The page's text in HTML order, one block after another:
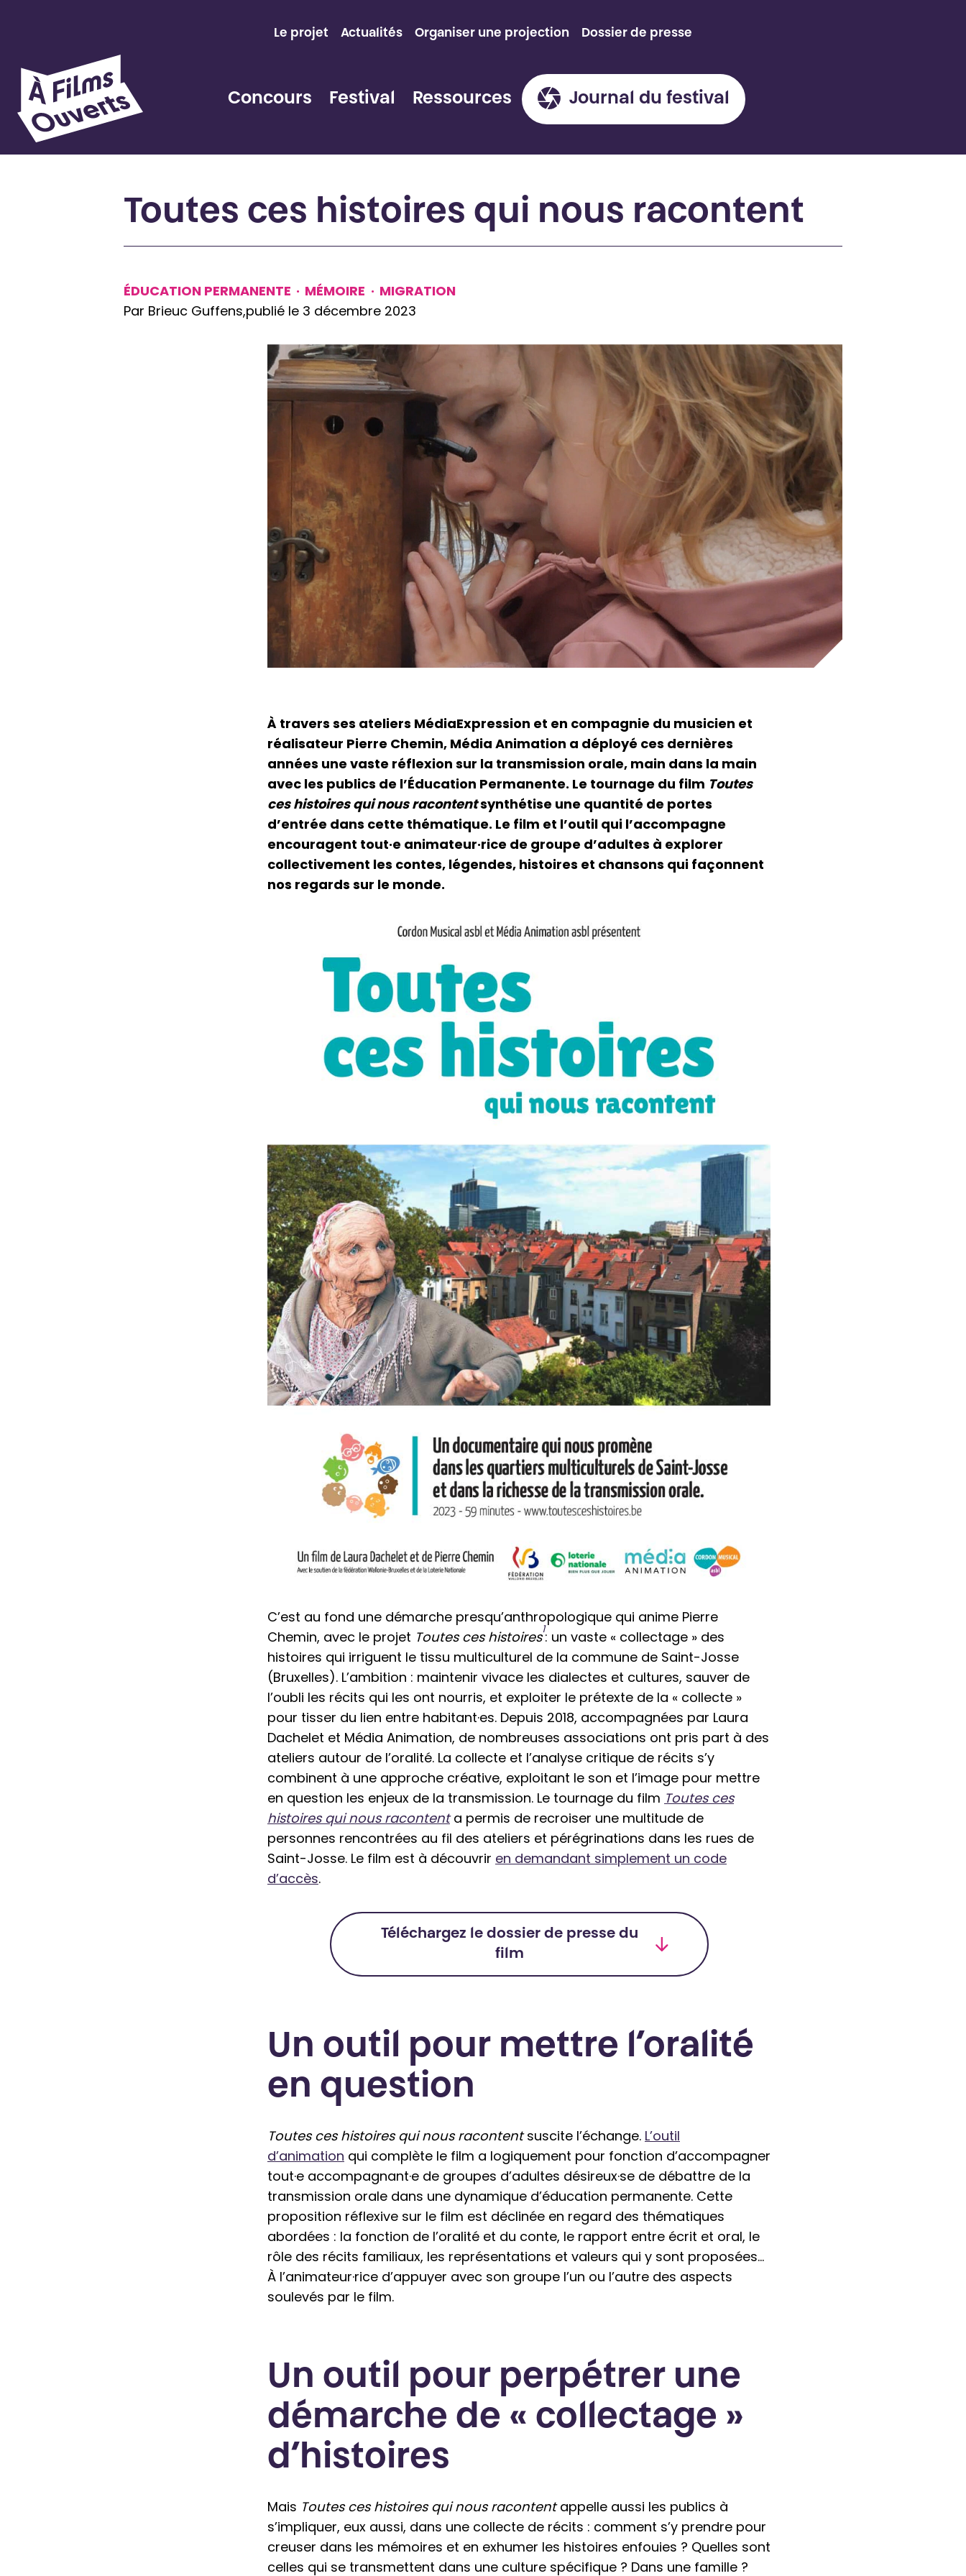
Le projet Actualités Organiser une projection Dossier de presse
Concours Festival Ressources Journal du festival
Toutes ces histoires qui nous racontent
ÉDUCATION PERMANENTE · MÉMOIRE · MIGRATION
Par Brieuc Guffens,publié le 3 décembre 2023
À travers ses ateliers MédiaExpression et en compagnie du musicien et
réalisateur Pierre Chemin, Média Animation a déployé ces dernières
années une vaste réflexion sur la transmission orale, main dans la main
avec les publics de l’Éducation Permanente. Le tournage du film Toutes
ces histoires qui nous racontentsynthétise une quantité de portes
d’entrée dans cette thématique. Le film et l’outil qui l’accompagne
encouragent tout·e animateur·rice de groupe d’adultes à explorer
collectivement les contes, légendes, histoires et chansons qui façonnent
nos regards sur le monde.
C’est au fond une démarche presqu’anthropologique qui anime Pierre
Chemin, avec le projet Toutes ces histoires1: un vaste « collectage » des
histoires qui irriguent le tissu multiculturel de la commune de Saint-Josse
(Bruxelles). L’ambition : maintenir vivace les dialectes et cultures, sauver de
l’oubli les récits qui les ont nourris, et exploiter le prétexte de la « collecte »
pour tisser du lien entre habitant·es. Depuis 2018, accompagnées par Laura
Dachelet et Média Animation, de nombreuses associations ont pris part à des
ateliers autour de l’oralité. La collecte et l’analyse critique de récits s’y
combinent à une approche créative, exploitant le son et l’image pour mettre
en question les enjeux de la transmission. Le tournage du film Toutes ces
histoires qui nous racontent a permis de recroiser une multitude de
personnes rencontrées au fil des ateliers et pérégrinations dans les rues de
Saint-Josse. Le film est à découvrir en demandant simplement un code
d’accès.
Téléchargez le dossier de presse du
film
Un outil pour mettre l’oralité
en question
Toutes ces histoires qui nous racontentsuscite l’échange. L’outil
d’animation qui complète le film a logiquement pour fonction d’accompagner
tout·e accompagnant·e de groupes d’adultes désireux·se de débattre de la
transmission orale dans une dynamique d’éducation permanente. Cette
proposition réflexive sur le film est déclinée en regard des thématiques
abordées : la fonction de l’oralité et du conte, le rapport entre écrit et oral, le
rôle des récits familiaux, les représentations et valeurs qui y sont proposées…
À l’animateur·rice d’appuyer avec son groupe l’un ou l’autre des aspects
soulevés par le film.
Un outil pour perpétrer une
démarche de « collectage »
d’histoires
Mais Toutes ces histoires qui nous racontentappelle aussi les publics à
s’impliquer, eux aussi, dans une collecte de récits : comment s’y prendre pour
creuser dans les mémoires et en exhumer les histoires enfouies ? Quelles sont
celles qui se transmettent dans une culture spécifique ? Dans une famille ?